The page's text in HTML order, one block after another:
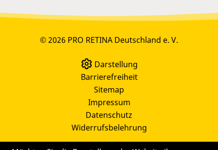
© 2026 PRO RETINA Deutschland e. V.
Darstellung
Barrierefreiheit
Sitemap
Impressum
Datenschutz
Widerrufsbelehrung